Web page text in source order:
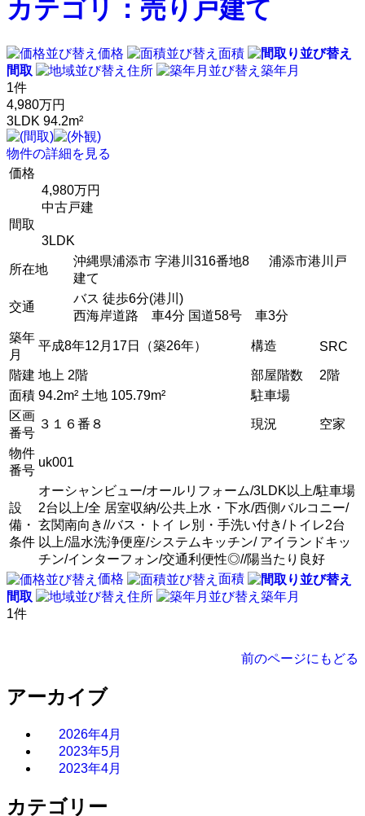
カテゴリ：売り戸建て
価格
面積
間取
住所
築年月
1件
4,980万円
3LDK 94.2m²
物件の詳細を見る
価格
4,980万円
中古戸建
間取
3LDK
所在地
沖縄県浦添市 字港川316番地8 浦添市港川戸
建て
交通
バス 徒歩6分(港川)
西海岸道路 車4分 国道58号 車3分
築年
月
平成8年12月17日（築26年） 構造 SRC
階建 地上 2階 部屋階数
2階
面積 94.2m² 土地 105.79m²
駐車場
区画
番号
３１６番８ 現況 空家
物件
番号
uk001
設
備・
条件
オーシャンビュー/オールリフォーム/3LDK以上/駐車場
2台以上/全 居室収納/公共上水・下水/西側バルコニー/
玄関南向き//バス・トイ レ別・手洗い付き/トイレ2台
以上/温水洗浄便座/システムキッチン/ アイランドキッ
チン/インターフォン/交通利便性◎//陽当たり良好
価格
面積
間取
住所
築年月
1件
前のページにもどる
アーカイブ
2026年4月
2023年5月
2023年4月
カテゴリー